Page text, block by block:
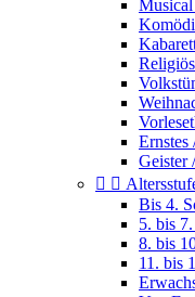
Ernstes
Geister
 
Bis 4.
5. bis
8. bis
11. bis